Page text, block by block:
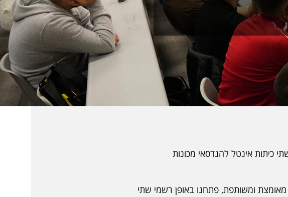
בכנס חגיגי על פתיחת שתי כיתות אינטל להנדסאי מכונות
ומשותפת, פתחנו באופן רשמי שתי